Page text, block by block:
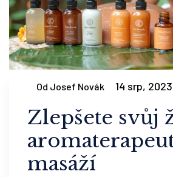
Od Josef Novák 14 srp, 2023
Zlepšete svůj
masáží